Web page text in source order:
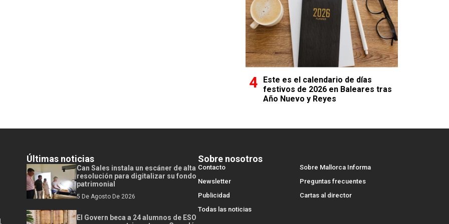
Este es el calendario de días
festivos de 2026 en Baleares tras
Año Nuevo y Reyes
Últimas noticias
Can Sales instala un escáner de alta
resolución para digitalizar su fondo
patrimonial
5 De Agosto De 2026
El Govern beca a 24 alumnos de ESO
Sobre nosotros
Contacto
Sobre Mallorca Informa
Newsletter
Preguntas frecuentes
Publicidad
Cartas al director
Todas las noticias